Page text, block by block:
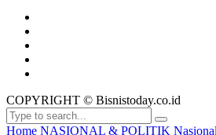
COPYRIGHT © Bisnistoday.co.id
Home NASIONAL & POLITIK